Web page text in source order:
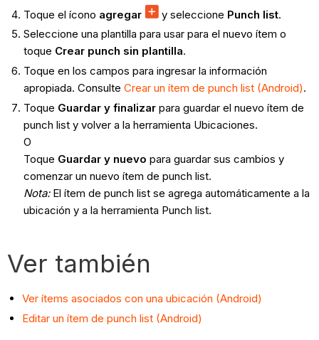
Toque el ícono agregar y seleccione Punch list.
Seleccione una plantilla para usar para el nuevo ítem o
toque Crear punch sin plantilla.
Toque en los campos para ingresar la información
apropiada. Consulte Crear un ítem de punch list (Android).
Toque Guardar y finalizar para guardar el nuevo ítem de
punch list y volver a la herramienta Ubicaciones.
O
Toque Guardar y nuevo para guardar sus cambios y
comenzar un nuevo ítem de punch list.
Nota:El ítem de punch list se agrega automáticamente a la
ubicación y a la herramienta Punch list.
Ver también
Ver ítems asociados con una ubicación (Android)
Editar un ítem de punch list (Android)